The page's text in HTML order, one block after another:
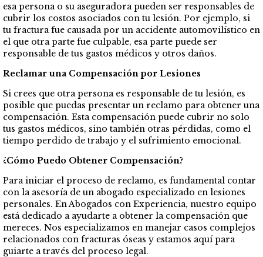
esa persona o su aseguradora pueden ser responsables de
cubrir los costos asociados con tu lesión. Por ejemplo, si
tu fractura fue causada por un accidente automovilístico en
el que otra parte fue culpable, esa parte puede ser
responsable de tus gastos médicos y otros daños.
Reclamar una Compensación por Lesiones
Si crees que otra persona es responsable de tu lesión, es
posible que puedas presentar un reclamo para obtener una
compensación. Esta compensación puede cubrir no solo
tus gastos médicos, sino también otras pérdidas, como el
tiempo perdido de trabajo y el sufrimiento emocional.
¿Cómo Puedo Obtener Compensación?
Para iniciar el proceso de reclamo, es fundamental contar
con la asesoría de un abogado especializado en lesiones
personales. En Abogados con Experiencia, nuestro equipo
está dedicado a ayudarte a obtener la compensación que
mereces. Nos especializamos en manejar casos complejos
relacionados con fracturas óseas y estamos aquí para
guiarte a través del proceso legal.